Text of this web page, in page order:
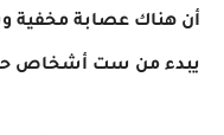
أن هناك عصابة مخفية
يبدء من ست أشخاص